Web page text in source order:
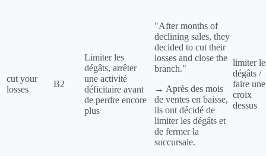
cut your
losses
B2
Limiter les
dégâts, arrêter
une activité
déficitaire avant
de perdre encore
plus
"After months of
declining sales, they
decided to cut their
losses and close the
branch."
→ Après des mois
de ventes en baisse,
ils ont décidé de
limiter les dégâts et
de fermer la
succursale.
limiter
dégâts /
faire une
croix
dessus